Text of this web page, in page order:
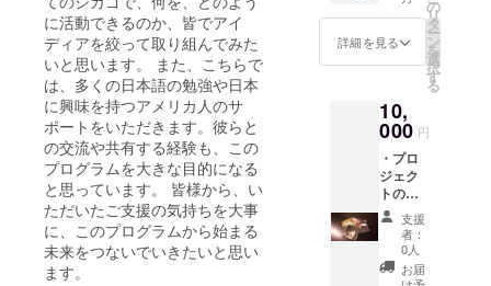
に活動できるのか、皆でアイ
ディアを絞って取り組んでみた
いと思います。 また、こちらで
は、多くの日本語の勉強や日本
に興味を持つアメリカ人のサ
ポートをいただきます。彼らと
の交流や共有する経験も、この
プログラムを大きな目的になる
と思っています。 皆様から、い
ただいたご支援の気持ちを大事
に、このプログラムから始まる
未来をつないでいきたいと思い
ます。
奈月
手書き
コース
ター3枚
詳細を見る
の
リ
タ
ー
ン
を
選
択
す
る
10,
000 円
・プロ
ジェク
トの
WEBサ
イトに
名前掲
載 ・シ
カゴか
支援
者：
0人
お届